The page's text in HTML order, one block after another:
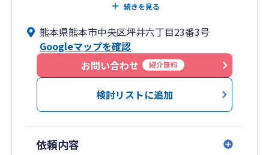
◎税理士法人武内総合会計
■税務・会計業務・申告書作成など、幅広くサ
・コンプライアンスサービス
（各税目の申告書作成）
・税務調査立ち合い
続きを見る
熊本県熊本市中央区坪井六丁目23番3号
Googleマップを確認
お問い合わせ
紹介無料
検討リストに追加
依頼内容